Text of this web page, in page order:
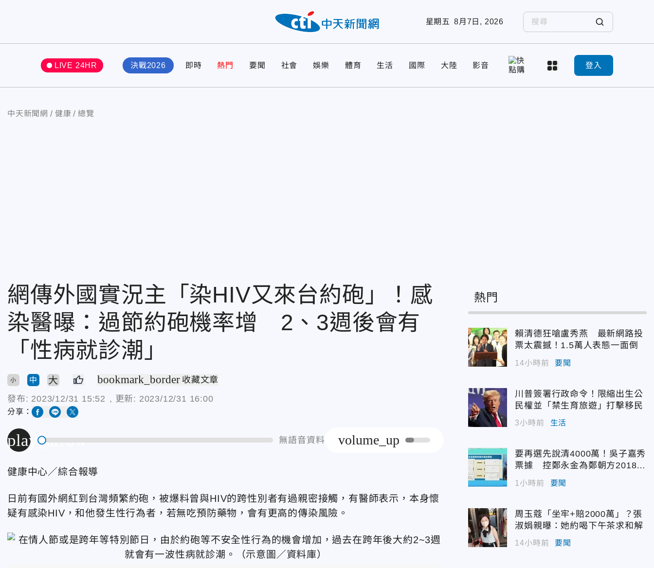
星期五 8月7日, 2026
LIVE 24HR 決戰2026 即時 熱門 要聞 社會 娛樂 體育 生活 國際 大陸 影音 登入
中天新聞網 健康 總覽
網傳外國實況主「染HIV又來台約砲」！感
染醫曝：過節約砲機率增 2、3週後會有
「性病就診潮」
小 中 大 bookmark_border 收藏文章
發布: 2023/12/31 15:52 , 更新: 2023/12/31 16:00
分享：
play_arrow 無語音資料 volume_up
健康中心／綜合報導
日前有國外網紅到台灣頻繁約砲，被爆料曾與HIV的跨性別者有過親密接觸，有醫師表示，本身懷
疑有感染HIV，和他發生性行為者，若無吃預防藥物，會有更高的傳染風險。
熱門
賴清德狂嗆盧秀燕 最新網路投
票太震撼！1.5萬人表態一面倒
14小時前 要聞
川普簽署行政命令！限縮出生公
民權並「禁生育旅遊」打擊移民
3小時前 生活
要再選先說清4000萬！吳子嘉秀
票據 控鄭永金為鄭朝方2018選
縣長籌錢未還
1小時前 要聞
周玉蔻「坐牢+賠2000萬」？張
淑娟親曝：她約喝下午茶求和解
14小時前 要聞